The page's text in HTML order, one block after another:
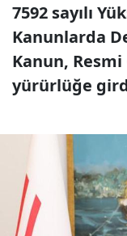
7592 sayılı
Kanunlarda
Kanun, Resmi
yürürlüğe